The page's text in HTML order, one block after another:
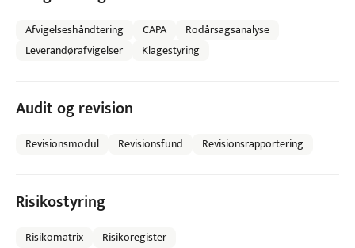
Afvigelseshåndtering CAPA
Rodårsagsanalyse
Leverandørafvigelser
Klagestyring
Audit og revision
Revisionsmodul Revisionsfund Revisionsrapportering
Risikostyring
Risikomatrix Risikoregister